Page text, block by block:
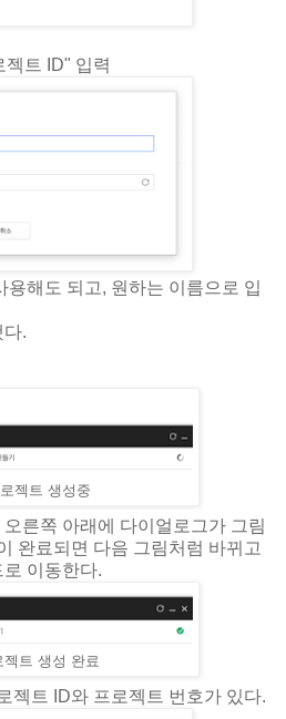
트 ID" 입력
용해도 되고, 원하는 이름으로 입
.
젝트 생성중
른쪽 아래에 다이얼로그가 그림
완료되면 다음 그림처럼 바뀌고
이동한다.
젝트 생성 완료
젝트 ID와 프로젝트 번호가 있다.